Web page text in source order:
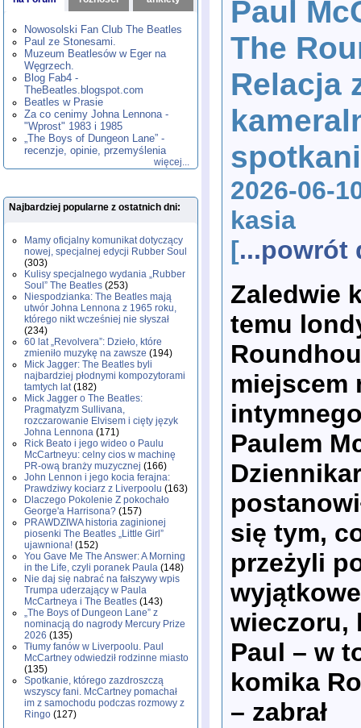
,1982,1983 ,1984,
1985,1986,1987 ,1988,1989,
1990, 1991,1992,1993
1995,1996 ,1997,1998 ,1999,
2000,2001, 2004
2005,2006, 2007
2010,2011,2012,2013,2014
2015,2016, 2017,
2020,2021,2022,2023,2024 ,
2025,2026
Nowosolski Fan Club The Beatles
Paul ze Stonesami.
Muzeum Beatlesów w Eger na
Węgrzech.
Blog Fab4 -
TheBeatles.blogspot.com
Beatles w Prasie
Za co cenimy Johna Lennona -
"Wprost" 1983 i 1985
„The Boys of Dungeon Lane” -
recenzje, opinie, przemyślenia
więcej...
Najbardziej popularne z ostatnich dni:
Mamy oficjalny komunikat dotyczący
nowej, specjalnej edycji Rubber Soul
(303)
Kulisy specjalnego wydania „Rubber
Soul” The Beatles (253)
Niespodzianka: The Beatles mają
utwór Johna Lennona z 1965 roku,
którego nikt wcześniej nie słyszał
(234)
60 lat „Revolvera”: Dzieło, które
zmieniło muzykę na zawsze (194)
Mick Jagger: The Beatles byli
najbardziej płodnymi kompozytorami
tamtych lat(182)
Mick Jagger o The Beatles:
Pragmatyzm Sullivana,
rozczarowanie Elvisem i cięty język
Johna Lennona (171)
Rick Beato i jego wideo o Paulu
McCartneyu: celny cios w machinę
PR-ową branży muzycznej (166)
John Lennon i jego kocia ferajna:
Prawdziwy kociarz z Liverpoolu (163)
Dlaczego Pokolenie Z pokochało
George'a Harrisona? (157)
PRAWDZIWA historia zaginionej
piosenki The Beatles „Little Girl”
ujawniona! (152)
You Gave Me The Answer: A Morning
in the Life, czyli poranek Paula (148)
Nie daj się nabrać na fałszywy wpis
Trumpa uderzający w Paula
McCartneya i The Beatles (143)
„The Boys of Dungeon Lane” z
nominacją do nagrody Mercury Prize
2026 (135)
Tłumy fanów w Liverpoolu. Paul
McCartney odwiedził rodzinne miasto
(135)
Spotkanie, którego zazdroszczą
wszyscy fani. McCartney pomachał
im z samochodu podczas rozmowy z
Ringo (127)
Paul
The
Relacja
2026-06-
kasia
[...powrót
Zaledwie
temu
miejscem
Paulem
się tym,
przeżyli
wieczoru,
Paul – w
komika
– zabrał